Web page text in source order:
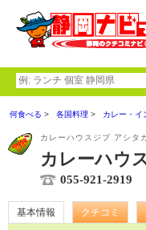
何食べる 各国料理 カレー・イ
カレーハウスジブ アシタ
カレーハウ
055-921-2919
基本情報 クチコミ